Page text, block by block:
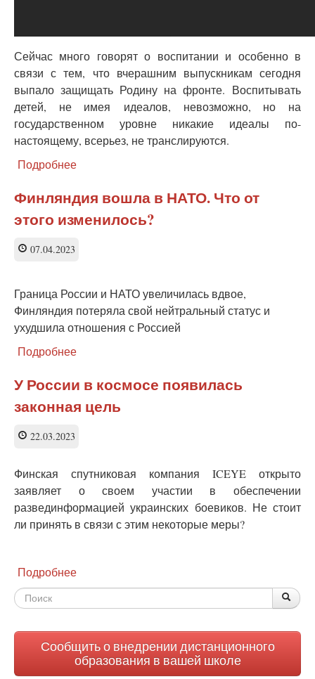
Сейчас много говорят о воспитании и особенно в
связи с тем, что вчерашним выпускникам сегодня
выпало защищать Родину на фронте. Воспитывать
детей, не имея идеалов, невозможно, но на
государственном уровне никакие идеалы по-
настоящему, всерьез, не транслируются.
Подробнее
должно
быть
настоящее
Финляндия вошла в НАТО. Что от
этого изменилось?
07.04.2023
Граница России и НАТО увеличилась вдвое,
Финляндия потеряла свой нейтральный статус и
ухудшила отношения с Россией
Подробнее
вошла
в
НАТО.
У России в космосе появилась
законная цель
22.03.2023
Финская спутниковая компания ICEYE открыто
заявляет о своем участии в обеспечении
развединформацией украинских боевиков. Не стоит
ли принять в связи с этим некоторые меры?
Подробнее
У
в
космосе
появилась
законная
цель
Форма
Сообщить о внедрении дистанционного
образования в вашей школе